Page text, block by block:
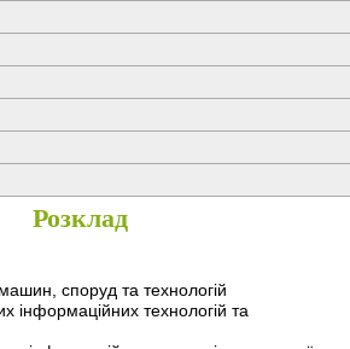
Розклад
споруд та технологій
інформаційних технологій та